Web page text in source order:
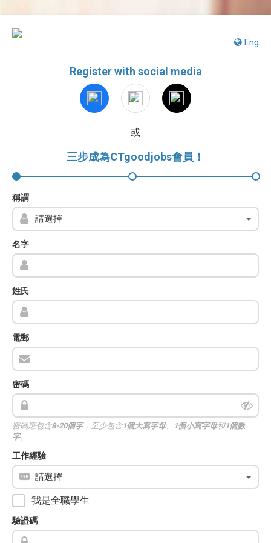
Eng
Register with social media
或
三步成為CTgoodjobs會員！
稱謂
名字
姓氏
電郵
密碼
密碼應包含8-20個字，至少包含1個大寫字母、 1個小寫字母和1個數
字。
工作經驗
我是全職學生
驗證碼